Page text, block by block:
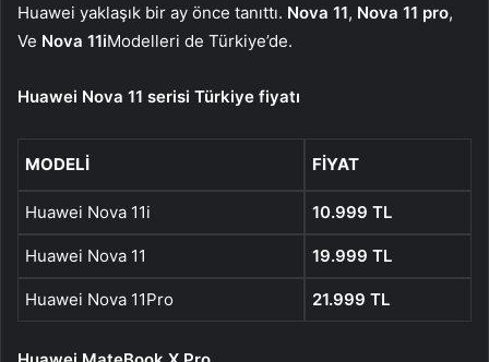
Huawei yaklaşık bir ay önce tanıttı. Nova 11, Nova 11 pro,
Ve Nova 11iModelleri de Türkiye’de.
Huawei Nova 11 serisi Türkiye fiyatı
MODELI FIYAT
Huawei Nova 11i 10.999 TL
Huawei Nova 11 19.999 TL
Huawei Nova 11Pro 21.999 TL